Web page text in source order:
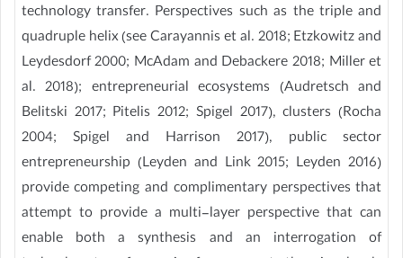
technology transfer. Perspectives such as the triple and
quadruple helix (see Carayannis et al. 2018; Etzkowitz and
Leydesdorf 2000; McAdam and Debackere 2018; Miller et
al. 2018); entrepreneurial ecosystems (Audretsch and
Belitski 2017; Pitelis 2012; Spigel 2017), clusters (Rocha
2004; Spigel and Harrison 2017), public sector
entrepreneurship (Leyden and Link 2015; Leyden 2016)
provide competing and complimentary perspectives that
attempt to provide a multi-layer perspective that can
enable both a synthesis and an interrogation of